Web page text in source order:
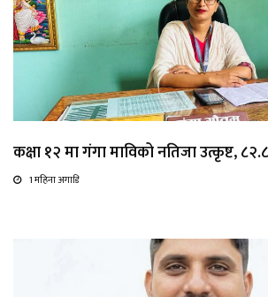
कक्षा १२ मा गंगा माविको नतिजा उत्कृष्ट,
1 महिना अगाडि